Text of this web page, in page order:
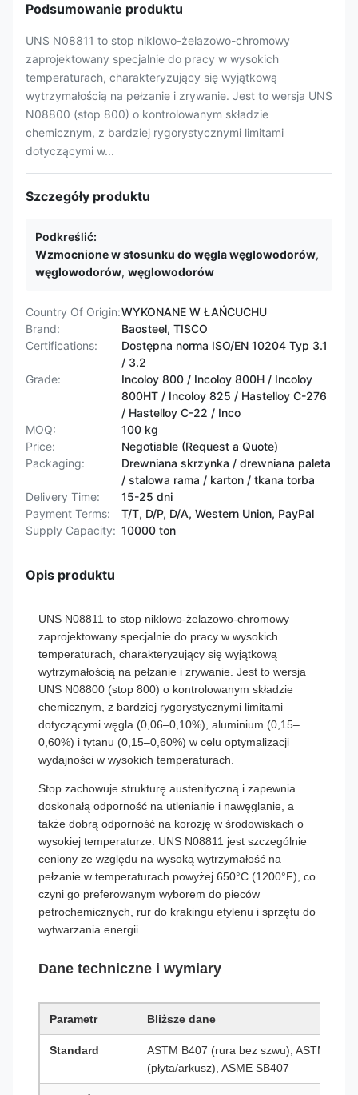
Podsumowanie produktu
UNS N08811 to stop niklowo-żelazowo-chromowy
zaprojektowany specjalnie do pracy w wysokich
temperaturach, charakteryzujący się wyjątkową
wytrzymałością na pełzanie i zrywanie. Jest to wersja UNS
N08800 (stop 800) o kontrolowanym składzie
chemicznym, z bardziej rygorystycznymi limitami
dotyczącymi w...
Szczegóły produktu
Podkreślić:
Wzmocnione w stosunku do węgla węglowodorów,
węglowodorów, węglowodorów
Country Of Origin:WYKONANE W ŁAŃCUCHU
Brand:
Baosteel, TISCO
Certifications:
Dostępna norma ISO/EN 10204 Typ 3.1
/ 3.2
Grade:
Incoloy 800 / Incoloy 800H / Incoloy
800HT / ​​Incoloy 825 / Hastelloy C-276
/ Hastelloy C-22 / Inco
MOQ:
100 kg
Price:
Negotiable (Request a Quote)
Packaging:
Drewniana skrzynka / drewniana paleta
/ stalowa rama / karton / tkana torba
Delivery Time:
15-25 dni
Payment Terms:
T/T, D/P, D/A, Western Union, PayPal
Supply Capacity: 10000 ton
Opis produktu
UNS N08811 to stop niklowo-żelazowo-chromowy
zaprojektowany specjalnie do pracy w wysokich
temperaturach, charakteryzujący się wyjątkową
wytrzymałością na pełzanie i zrywanie. Jest to wersja
UNS N08800 (stop 800) o kontrolowanym składzie
chemicznym, z bardziej rygorystycznymi limitami
dotyczącymi węgla (0,06–0,10%), aluminium (0,15–
0,60%) i tytanu (0,15–0,60%) w celu optymalizacji
wydajności w wysokich temperaturach.
Stop zachowuje strukturę austenityczną i zapewnia
doskonałą odporność na utlenianie i nawęglanie, a
także dobrą odporność na korozję w środowiskach o
wysokiej temperaturze. UNS N08811 jest szczególnie
ceniony ze względu na wysoką wytrzymałość na
pełzanie w temperaturach powyżej 650°C (1200°F), co
czyni go preferowanym wyborem do pieców
petrochemicznych, rur do krakingu etylenu i sprzętu do
wytwarzania energii.
Dane techniczne i wymiary
Parametr Bliższe dane
Standard
ASTM B407 (rura bez szwu), ASTM
(płyta/arkusz), ASME SB407